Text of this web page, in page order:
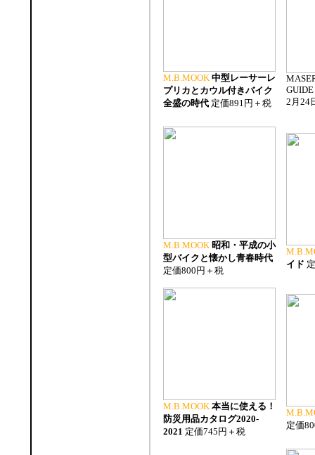
M.B.MOOK 中型レーサーレ
プリカとカウル付きバイク
全盛の時代定価891円＋税
GUIDE
2月24
M.B.MOOK 昭和・平成の小
型バイクと懐かし青春時代
定価800円＋税
イド
M.B.MOOK 本当に使える！
防災用品カタログ2020-
2021 定価745円＋税
定価